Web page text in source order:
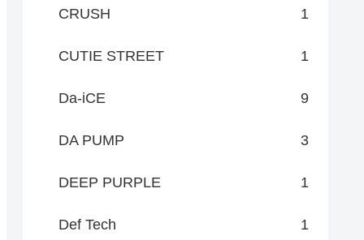
CRUSH 1
CUTIE STREET 1
Da-iCE 9
DA PUMP 3
DEEP PURPLE 1
Def Tech 1